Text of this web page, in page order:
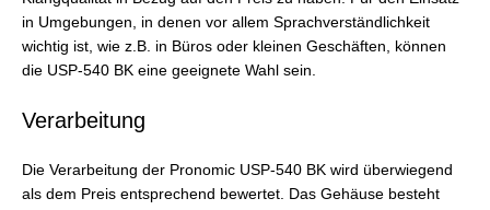
in Umgebungen, in denen vor allem Sprachverständlichkeit
wichtig ist, wie z.B. in Büros oder kleinen Geschäften, können
die USP-540 BK eine geeignete Wahl sein.
Verarbeitung
Die Verarbeitung der Pronomic USP-540 BK wird überwiegend
als dem Preis entsprechend bewertet. Das Gehäuse besteht